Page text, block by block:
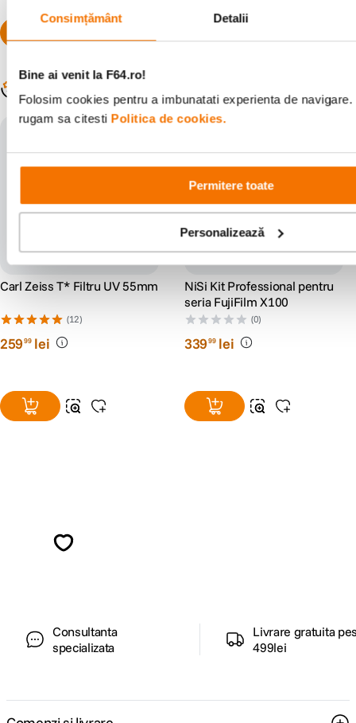
Consimțământ Detalii
Bine ai venit la F64.ro!
Folosim cookies pentru a imbunatati experienta de
rugam sa citesti Politica de cookies.
Permitere toate
Personalizează
Carl Zeiss T* Filtru UV 55mm
(12)
25999 lei
NiSi Kit Professional pentru
seria FujiFilm X100
(0)
33999 lei
Consultanta
specializata
Livrare gratuita
499lei